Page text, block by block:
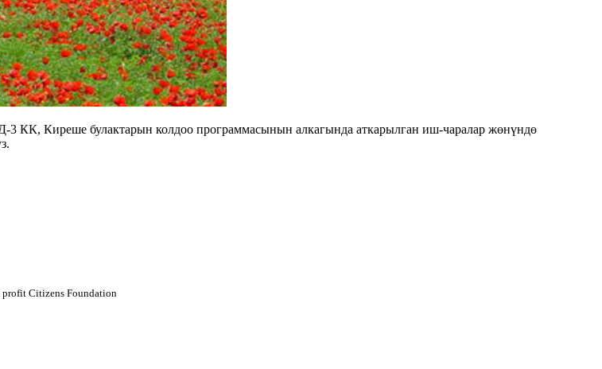
КК, Киреше булактарын колдоо программасынын алкагында аткарылган иш-чаралар жөнүндө
profit Citizens Foundation